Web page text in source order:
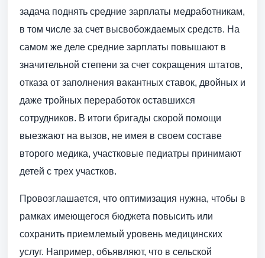
задача поднять средние зарплаты медработникам,
в том числе за счет высвобождаемых средств. На
самом же деле средние зарплаты повышают в
значительной степени за счет сокращения штатов,
отказа от заполнения вакантных ставок, двойных и
даже тройных переработок оставшихся
сотрудников. В итоги бригады скорой помощи
выезжают на вызов, не имея в своем составе
второго медика, участковые педиатры принимают
детей с трех участков.
Провозглашается, что оптимизация нужна, чтобы в
рамках имеющегося бюджета повысить или
сохранить приемлемый уровень медицинских
услуг. Например, объявляют, что в сельской